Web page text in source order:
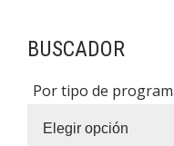
BUSCADOR
Por tipo de